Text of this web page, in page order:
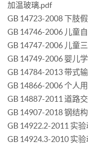
加温玻璃.pdf
GB 14723-2008 下肢
GB 14746-2006 儿童
GB 14747-2006 儿童
GB 14749-2006 婴儿
GB 14784-2013 带式
GB 14866-2006 个人
GB 14887-2011 道路
GB 14907-2018 钢结
GB 14922.2-2011 实
GB 14924.3-2010 实